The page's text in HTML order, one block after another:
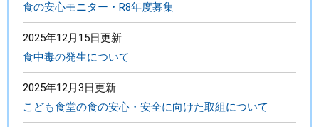
食の安心モニター・R8年度募集
2025年12月15日更新
食中毒の発生について
2025年12月3日更新
こども食堂の食の安心・安全に向けた取組について